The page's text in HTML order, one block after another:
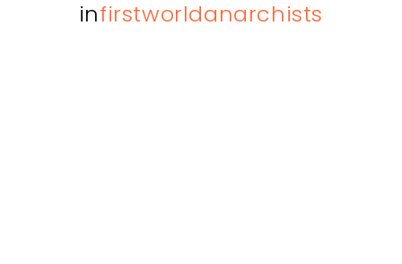
infirstworldanarchists